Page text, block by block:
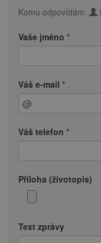
Komu odpovídám:
Vaše jméno
Váš e-mail
Váš telefon
Příloha (životopis)
Text zprávy